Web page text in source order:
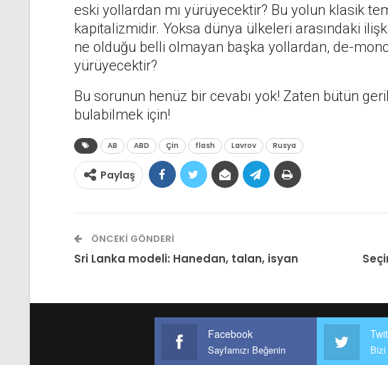
eski yollardan mı yürüyecektir? Bu yolun klasik
kapitalizmidir. Yoksa dünya ülkeleri arasındaki
ne olduğu belli olmayan başka yollardan, de-
yürüyecektir?
Bu sorunun henüz bir cevabı yok! Zaten bütün
bulabilmek için!
AB ABD Çin flash Lavrov Rusya
Paylaş
ÖNCEKI GÖNDERI
Sri Lanka modeli: Hanedan, talan, isyan
Facebook
Sayfamızı Beğenin